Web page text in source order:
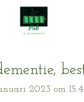
2023 om